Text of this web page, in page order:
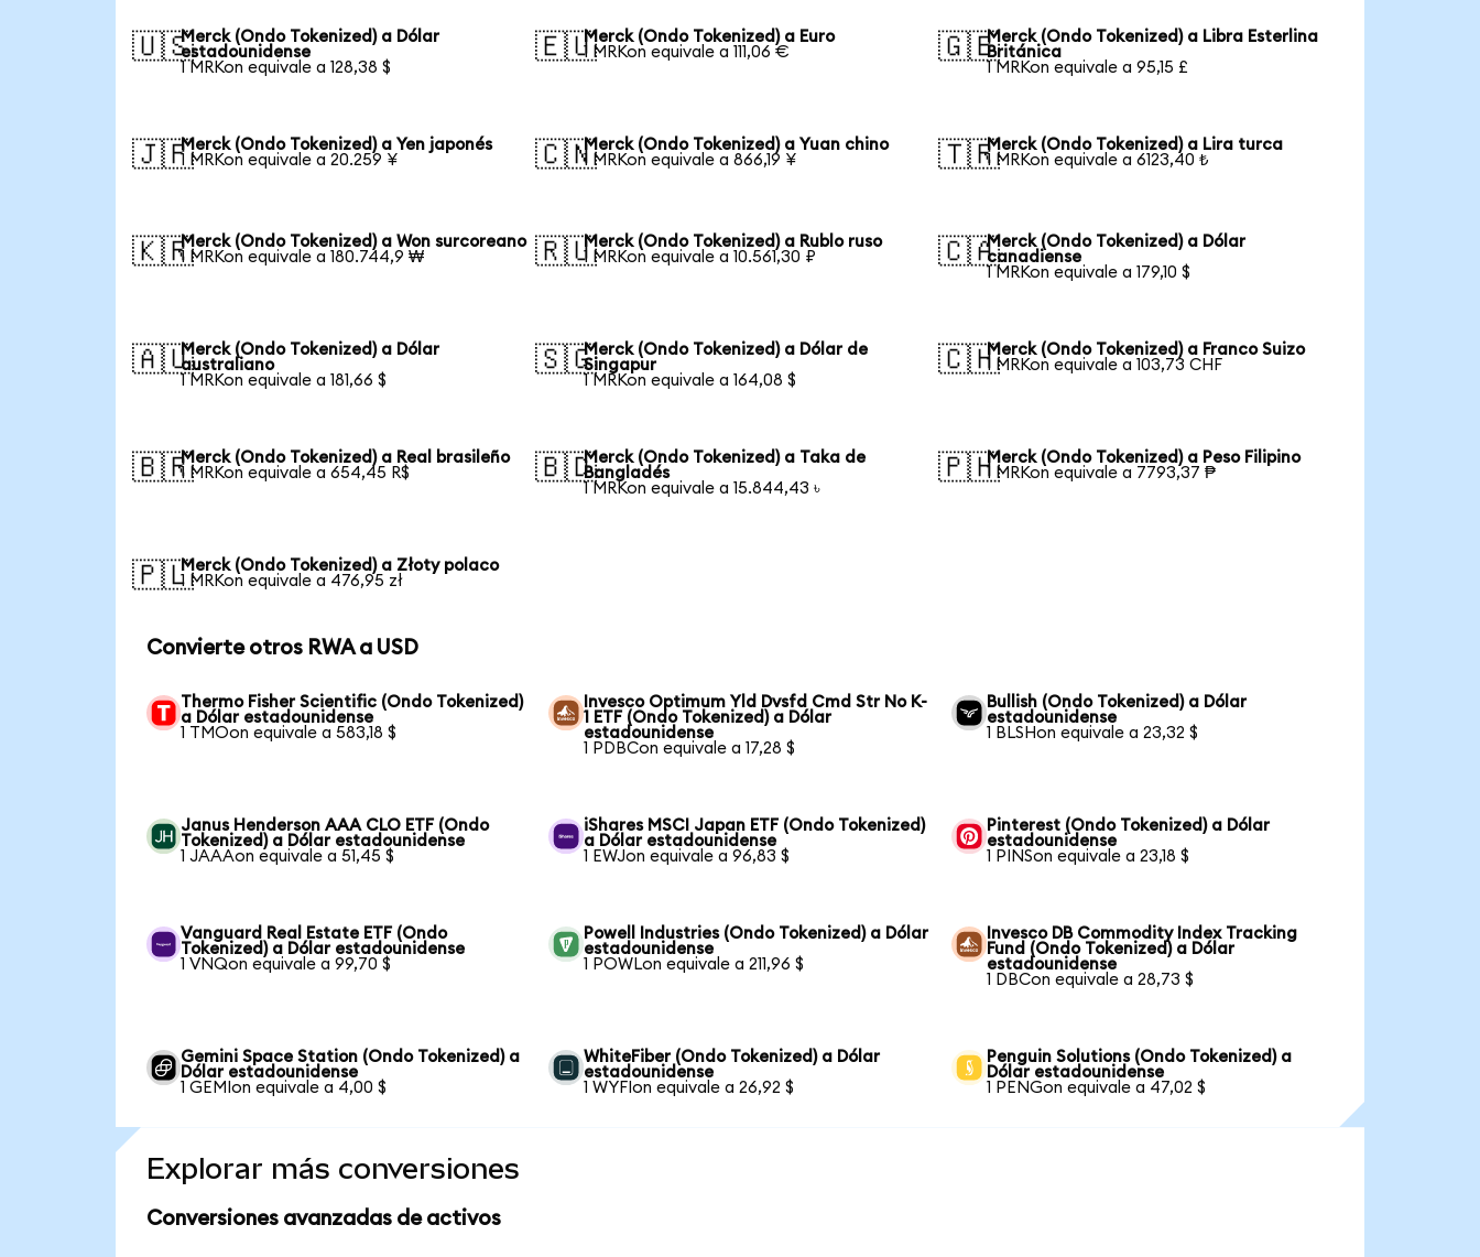
🇺🇸Merck (Ondo Tokenized) a Dólar
estadounidense
1 MRKon equivale a 128,38 $
🇪🇺Merck (Ondo Tokenized) a Euro
1 MRKon equivale a 111,06 €
🇬🇧Merck (Ondo Tokenized) a Libra Esterlina
Británica
1 MRKon equivale a 95,15 £
🇯🇵Merck (Ondo Tokenized) a Yen japonés
1 MRKon equivale a 20.259 ¥
🇨🇳Merck (Ondo Tokenized) a Yuan chino
1 MRKon equivale a 866,19 ¥
🇹🇷Merck (Ondo Tokenized) a Lira turca
1 MRKon equivale a 6123,40 ₺
🇰🇷Merck (Ondo Tokenized) a Won surcoreano
1 MRKon equivale a 180.744,9 ₩
🇷🇺Merck (Ondo Tokenized) a Rublo ruso
1 MRKon equivale a 10.561,30 ₽
🇨🇦Merck (Ondo Tokenized) a Dólar
canadiense
1 MRKon equivale a 179,10 $
🇦🇺Merck (Ondo Tokenized) a Dólar
australiano
1 MRKon equivale a 181,66 $
🇸🇬Merck (Ondo Tokenized) a Dólar de
Singapur
1 MRKon equivale a 164,08 $
🇨🇭Merck (Ondo Tokenized) a Franco Suizo
1 MRKon equivale a 103,73 CHF
🇧🇷Merck (Ondo Tokenized) a Real brasileño
1 MRKon equivale a 654,45 R$
🇧🇩Merck (Ondo Tokenized) a Taka de
Bangladés
1 MRKon equivale a 15.844,43 ৳
🇵🇭Merck (Ondo Tokenized) a Peso Filipino
1 MRKon equivale a 7793,37 ₱
🇵🇱Merck (Ondo Tokenized) a Złoty polaco
1 MRKon equivale a 476,95 zł
Convierte otros RWA a USD
Thermo Fisher Scientific (Ondo Tokenized)
a Dólar estadounidense
1 TMOon equivale a 583,18 $
Invesco Optimum Yld Dvsfd Cmd Str No K-
1 ETF (Ondo Tokenized) a Dólar
estadounidense
1 PDBCon equivale a 17,28 $
Bullish (Ondo Tokenized) a Dólar
estadounidense
1 BLSHon equivale a 23,32 $
Janus Henderson AAA CLO ETF (Ondo
Tokenized) a Dólar estadounidense
1 JAAAon equivale a 51,45 $
iShares MSCI Japan ETF (Ondo Tokenized)
a Dólar estadounidense
1 EWJon equivale a 96,83 $
Pinterest (Ondo Tokenized) a Dólar
estadounidense
1 PINSon equivale a 23,18 $
Vanguard Real Estate ETF (Ondo
Tokenized) a Dólar estadounidense
1 VNQon equivale a 99,70 $
Powell Industries (Ondo Tokenized) a Dólar
estadounidense
1 POWLon equivale a 211,96 $
Invesco DB Commodity Index Tracking
Fund (Ondo Tokenized) a Dólar
estadounidense
1 DBCon equivale a 28,73 $
Gemini Space Station (Ondo Tokenized) a
Dólar estadounidense
1 GEMIon equivale a 4,00 $
WhiteFiber (Ondo Tokenized) a Dólar
estadounidense
1 WYFIon equivale a 26,92 $
Penguin Solutions (Ondo Tokenized) a
Dólar estadounidense
1 PENGon equivale a 47,02 $
Explorar más conversiones
Conversiones avanzadas de activos